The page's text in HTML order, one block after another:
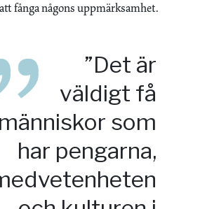
fånga någons uppmärksamhet.
”Det är
väldigt få
människor som
har ­pengarna,